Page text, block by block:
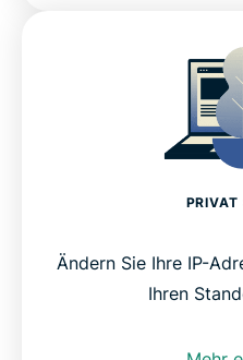
PRIVAT
Ändern Sie Ihre IP-
Ihren